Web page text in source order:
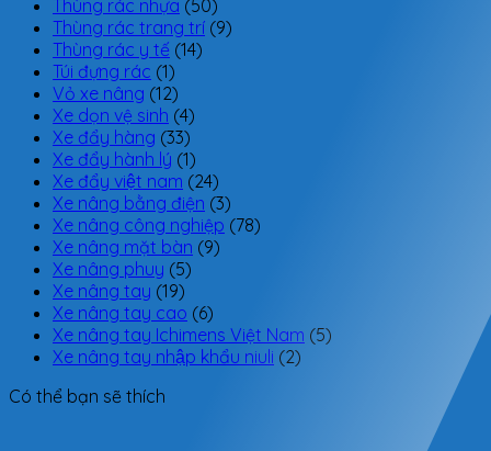
Thùng rác nhựa (50)
Thùng rác trang trí (9)
Thùng rác y tế (14)
Túi đựng rác (1)
Vỏ xe nâng (12)
Xe dọn vệ sinh (4)
Xe đẩy hàng (33)
Xe đẩy hành lý (1)
Xe đẩy việt nam (24)
Xe nâng bằng điện (3)
Xe nâng công nghiệp (78)
Xe nâng mặt bàn (9)
Xe nâng phuy (5)
Xe nâng tay (19)
Xe nâng tay cao (6)
Xe nâng tay Ichimens Việt Nam (5)
Xe nâng tay nhập khẩu niuli (2)
Có thể bạn sẽ thích